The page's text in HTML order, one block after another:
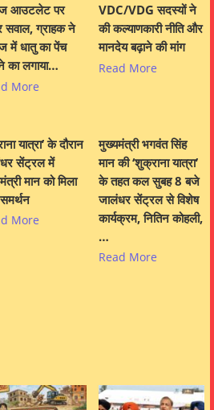
आउटलेट पर
सवाल, ग्राहक ने
में धातु का पेंच
का लगाया…
More
VDC/VDG सदस्यों ने
की कल्याणकारी नीति और
मानदेय बढ़ाने की मांग
Read More
यात्रा’ के दौरान
सेंट्रल में
मान को मिला
More
मुख्यमंत्री भगवंत सिंह
मान की ‘शुक्राना यात्रा’
के तहत कल सुबह 8 बजे
जालंधर सेंट्रल से विशेष
कार्यक्रम, नितिन कोहली,
…
Read More